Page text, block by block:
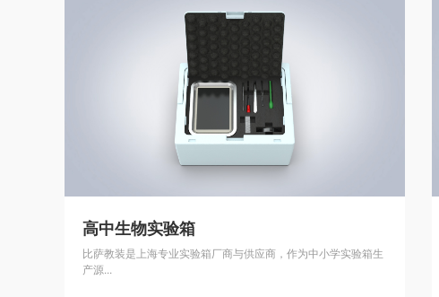
高中生物实验箱
比萨教装是上海专业实验箱厂商与供应商，作为中小学实验箱生
产源...